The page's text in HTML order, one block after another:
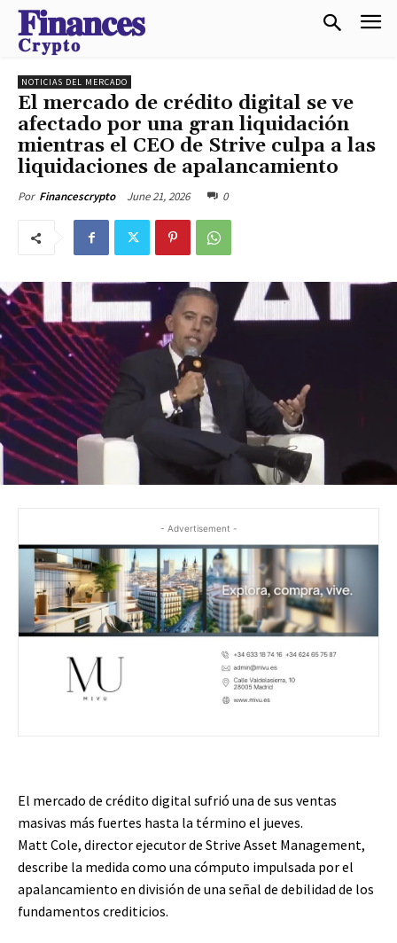
𝐅𝐢𝐧𝐚𝐧𝐜𝐞𝐬
𝐂𝐫𝐲𝐩𝐭𝐨
NOTICIAS DEL MERCADO
El mercado de crédito digital se ve
afectado por una gran liquidación
mientras el CEO de Strive culpa a las
liquidaciones de apalancamiento
Por Financescrypto June 21, 2026 0
- Advertisement -
El mercado de crédito digital sufrió una de sus ventas
masivas más fuertes hasta la término el jueves.
Matt Cole, director ejecutor de Strive Asset Management,
describe la medida como una cómputo impulsada por el
apalancamiento en división de una señal de debilidad de los
fundamentos crediticios.